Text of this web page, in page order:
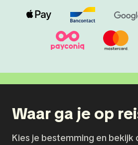
Waar ga je op
Kies je bestemming en bekijk